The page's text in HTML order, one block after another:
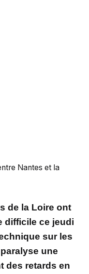
Nantes et la
de la Loire ont
difficile ce jeudi
sur les
une
des retards en